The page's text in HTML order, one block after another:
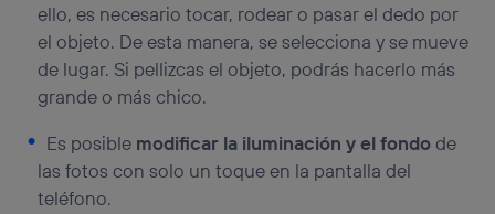
ello, es necesario tocar, rodear o pasar el dedo por
el objeto. De esta manera, se selecciona y se mueve
de lugar. Si pellizcas el objeto, podrás hacerlo más
grande o más chico.
Es posible modificar la iluminación y el fondode
las fotos con solo un toque en la pantalla del
teléfono.